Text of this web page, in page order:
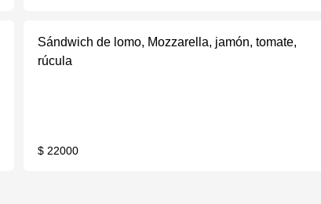
Sándwich de lomo, Mozzarella, jamón, tomate,
rúcula
$ 22000